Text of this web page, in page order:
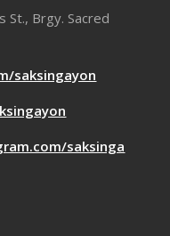
St., Brgy. Sacred
saksingayon
saksinga